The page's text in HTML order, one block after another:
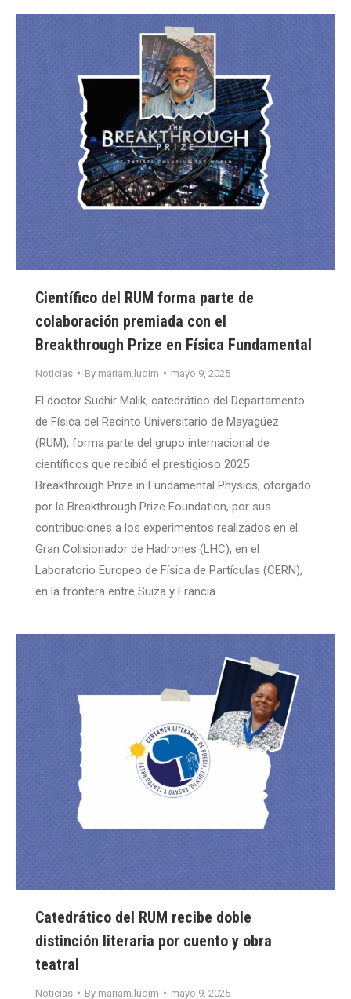
Científico del RUM forma parte de
colaboración premiada con el
Breakthrough Prize en Física Fundamental
Noticias By mariam.ludim mayo 9, 2025
El doctor Sudhir Malik, catedrático del Departamento
de Física del Recinto Universitario de Mayagüez
(RUM), forma parte del grupo internacional de
científicos que recibió el prestigioso 2025
Breakthrough Prize in Fundamental Physics, otorgado
por la Breakthrough Prize Foundation, por sus
contribuciones a los experimentos realizados en el
Gran Colisionador de Hadrones (LHC), en el
Laboratorio Europeo de Física de Partículas (CERN),
en la frontera entre Suiza y Francia.
Catedrático del RUM recibe doble
distinción literaria por cuento y obra
teatral
Noticias By mariam.ludim mayo 9, 2025